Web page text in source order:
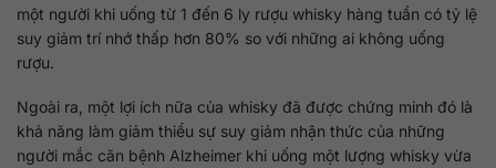
một người khi uống từ 1 đến 6 ly rượu whisky hàng tuần có tỷ lệ
suy giảm trí nhớ thấp hơn 80% so với những ai không uống
rượu.
Ngoài ra, một lợi ích nữa của whisky đã được chứng minh đó là
khả năng làm giảm thiểu sự suy giảm nhận thức của những
người mắc căn bệnh Alzheimer khi uống một lượng whisky vừa